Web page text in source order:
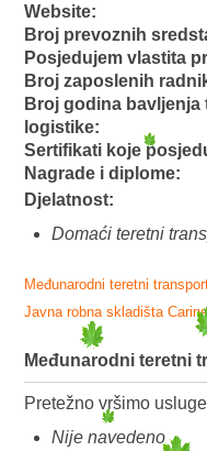
Website:
Broj prevoznih
Posjedujem vlastita
Broj zaposlenih
Broj godina
logistike:
Sertifikati koje
Nagrade i diplome:
Djelatnost:
Domaći teretni
Međunarodni teretni
Javna robna skladišta
Međunarodni teretni
Pretežno vršimo
Nije navedeno